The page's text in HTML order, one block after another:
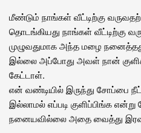
மீண்டும் நாங்கள் வீட்டிற்கு
தொடங்கியது நாங்கள் வீட்டிற்கு
முழுவதுமாக அந்த மழை
இல்லை அப்போது அவள் நான்
கேட்டாள்.
என் வண்டியில் இருந்து சோப்பை
இல்லாமல் எப்படி குளிப்பிங்க
நனையவில்லை அதை வைத்து இரவு